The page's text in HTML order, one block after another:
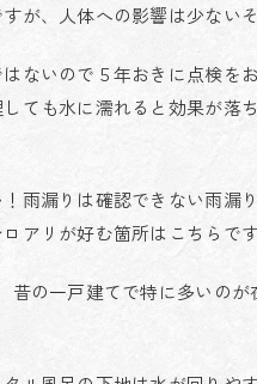
が、人体への影響は少ないそ
ないので５年おきに点検を
ても水に濡れると効果が落
雨漏りは確認できない雨漏
アリが好む箇所はこちらです
昔の一戸建てで特に多いのが